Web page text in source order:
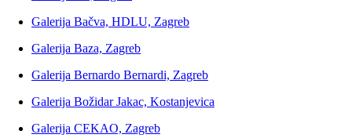
Galerija Bačva, HDLU, Zagreb
Galerija Baza, Zagreb
Galerija Bernardo Bernardi, Zagreb
Galerija Božidar Jakac, Kostanjevica
Galerija CEKAO, Zagreb